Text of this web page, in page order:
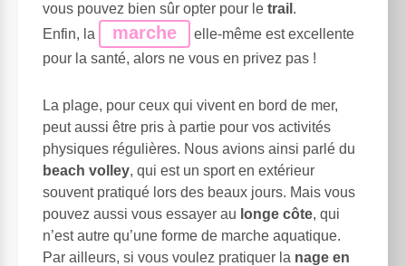
vous pouvez bien sûr opter pour le trail .
Enfin, la
marche
elle-même est excellente
pour la santé, alors ne vous en privez pas !
La plage, pour ceux qui vivent en bord de mer,
peut aussi être pris à partie pour vos activités
physiques régulières. Nous avions ainsi parlé du
beach volley, qui est un sport en extérieur
souvent pratiqué lors des beaux jours. Mais vous
pouvez aussi vous essayer au longe côte, qui
n’est autre qu’une forme de marche aquatique.
Par ailleurs, si vous voulez pratiquer la nage en